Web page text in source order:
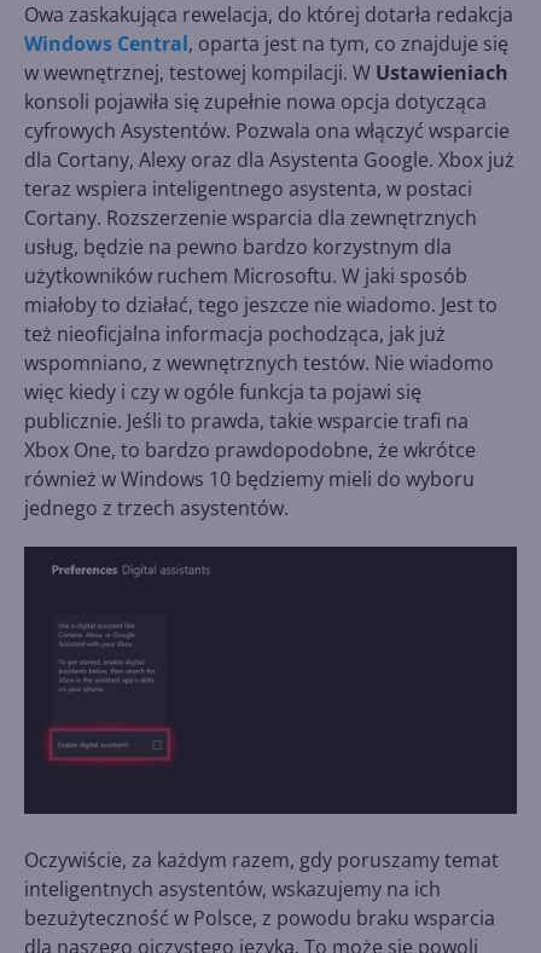
Owa zaskakująca rewelacja, do której dotarła redakcja
Windows Central, oparta jest na tym, co znajduje się
w wewnętrznej, testowej kompilacji. W Ustawieniach
konsoli pojawiła się zupełnie nowa opcja dotycząca
cyfrowych Asystentów. Pozwala ona włączyć wsparcie
dla Cortany, Alexy oraz dla Asystenta Google. Xbox już
teraz wspiera inteligentnego asystenta, w postaci
Cortany. Rozszerzenie wsparcia dla zewnętrznych
usług, będzie na pewno bardzo korzystnym dla
użytkowników ruchem Microsoftu. W jaki sposób
miałoby to działać, tego jeszcze nie wiadomo. Jest to
też nieoficjalna informacja pochodząca, jak już
wspomniano, z wewnętrznych testów. Nie wiadomo
więc kiedy i czy w ogóle funkcja ta pojawi się
publicznie. Jeśli to prawda, takie wsparcie trafi na
Xbox One, to bardzo prawdopodobne, że wkrótce
również w Windows 10 będziemy mieli do wyboru
jednego z trzech asystentów.
Oczywiście, za każdym razem, gdy poruszamy temat
inteligentnych asystentów, wskazujemy na ich
bezużyteczność w Polsce, z powodu braku wsparcia
dla naszego ojczystego języka. To może się powoli